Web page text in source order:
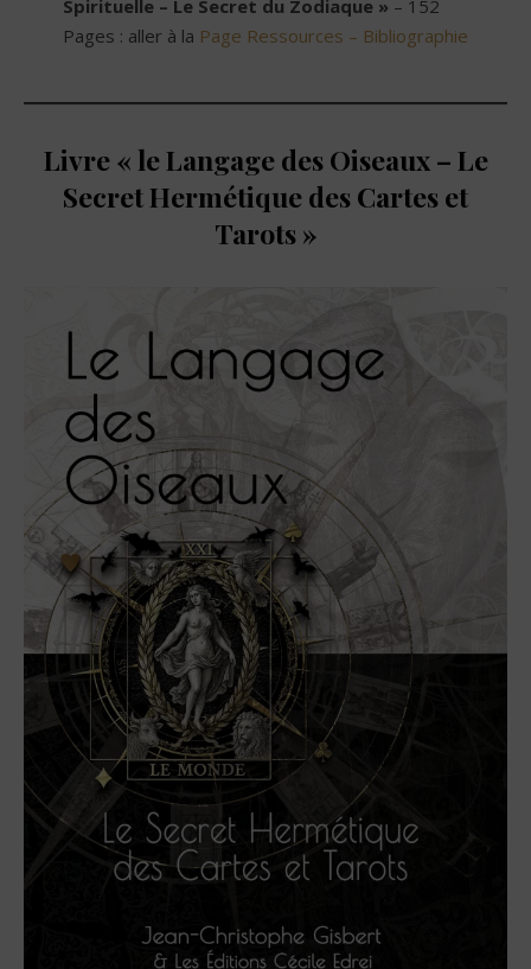
Spirituelle – Le Secret du Zodiaque » – 152
Pages : aller à la Page Ressources – Bibliographie
Livre « le Langage des Oiseaux – Le
Secret Hermétique des Cartes et
Tarots »